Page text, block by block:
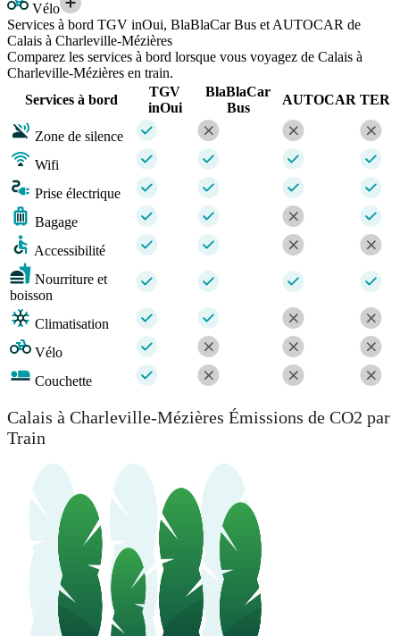
Vélo
Services à bord TGV inOui, BlaBlaCar Bus et AUTOCAR de
Calais à Charleville-Mézières
Comparez les services à bord lorsque vous voyagez de Calais à
Charleville-Mézières en train.
Services à bord
TGV
inOui
BlaBlaCar
Bus
AUTOCAR TER
Zone de silence
Wifi
Prise électrique
Bagage
Accessibilité
Nourriture et
boisson
Climatisation
Vélo
Couchette
Calais à Charleville-Mézières Émissions de CO2 par
Train